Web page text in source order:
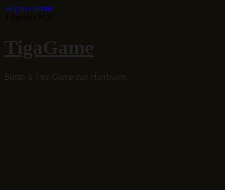
Skip to content
TigaGame
Berita & Tips Game dan Hardware.